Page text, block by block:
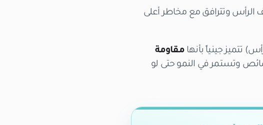
الرأس وتترافق مع مخاطر أعلى
تتميز جينياً بأنهامقاومة
وتستمر في النمو حتى لو